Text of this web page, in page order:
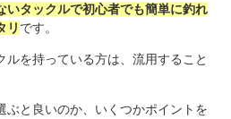
いタックルで初心者でも簡単に釣れ
リ です。
ルを持っている方は、流用すること
ぶと良いのか、いくつかポイントを